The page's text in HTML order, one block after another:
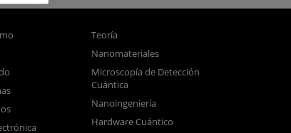
Teoría
Nanomateriales
Microscopía de Detección
Cuántica
Nanoingeniería
Hardware Cuántico